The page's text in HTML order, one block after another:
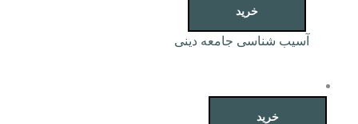
خرید
آسیب شناسی جامعه دینی
خرید